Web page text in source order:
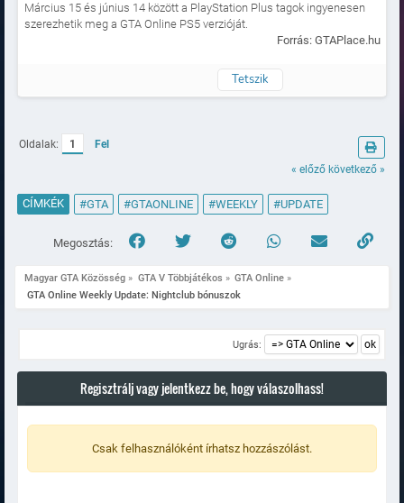
Március 15 és június 14 között a PlayStation Plus tagok ingyenesen
szerezhetik meg a GTA Online PS5 verzióját.
Forrás: GTAPlace.hu
Tetszik
Oldalak: 1
Fel
« előző következő »
CÍMKÉK #GTA #GTAONLINE #WEEKLY #UPDATE
Megosztás:
Magyar GTA Közösség » GTA V Többjátékos » GTA Online »
GTA Online Weekly Update: Nightclub bónuszok
Ugrás:
Regisztrálj vagy jelentkezz be, hogy válaszolhass!
Csak felhasználóként írhatsz hozzászólást.